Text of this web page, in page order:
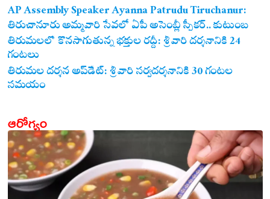
AP Assembly Speaker Ayanna Patrudu Tiruchanur:
తిరుచానూరు అమ్మవారి సేవలో ఏపీ అసెంబ్లీ స్పీకర్.. కుటుంబ
సమేతంగా దర్శించుకున్న అయ్యన్నపాత్రుడు!
తిరుమలలో కొనసాగుతున్న భక్తుల రద్దీ: శ్రీవారి దర్శనానికి 24
గంటలు
తిరుమల దర్శన అప్‌డేట్: శ్రీవారి సర్వదర్శనానికి 30 గంటల
సమయం
ఆరోగ్యం